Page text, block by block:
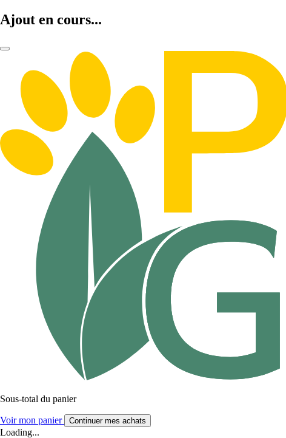
Ajout en cours...
Sous-total du panier
Voir mon panier Continuer mes achats
Loading...